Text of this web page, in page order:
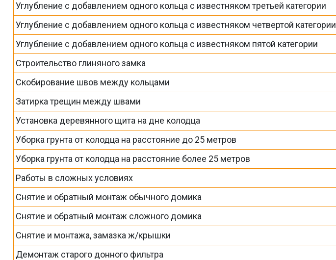
Углубление с добавлением одного кольца с известняком третьей категории
Углубление с добавлением одного кольца с известняком четвертой категории
Углубление с добавлением одного кольца с известняком пятой категории
Строительство глиняного замка
Скобирование швов между кольцами
Затирка трещин между швами
Установка деревянного щита на дне колодца
Уборка грунта от колодца на расстояние до 25 метров
Уборка грунта от колодца на расстояние более 25 метров
Работы в сложных условиях
Снятие и обратный монтаж обычного домика
Снятие и обратный монтаж сложного домика
Снятие и монтажа, замазка ж/крышки
Демонтаж старого донного фильтра